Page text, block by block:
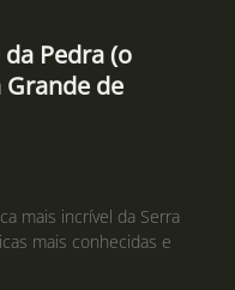
Pedra (o
de
mais incrível da Serra
mais conhecidas e